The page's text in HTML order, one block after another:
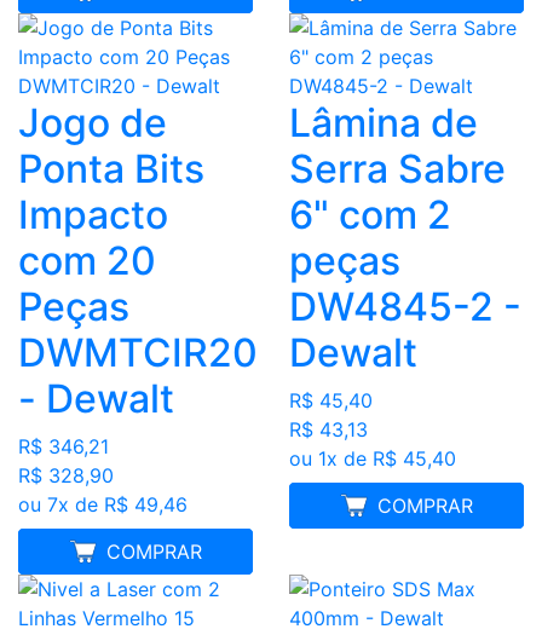
Jogo de
Ponta Bits
Impacto
com 20
Peças
DWMTCIR20
- Dewalt
R$ 346,21
R$ 328,90
ou 7x de R$ 49,46
COMPRAR
MELHOR PREÇO
Lâmina de
Serra Sabre
6" com 2
peças
DW4845-2 -
Dewalt
R$ 45,40
R$ 43,13
ou 1x de R$ 45,40
COMPRAR
MELHOR PREÇO